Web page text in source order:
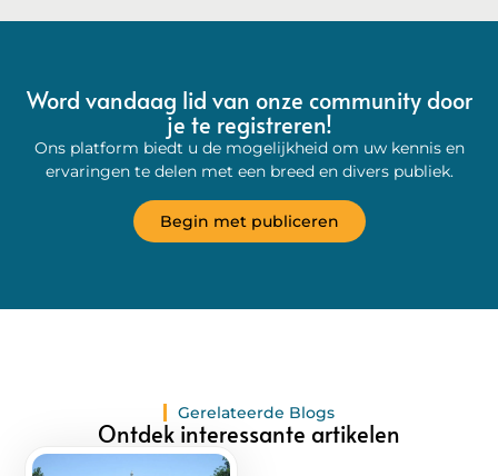
Word vandaag lid van onze community door
je te registreren!
Ons platform biedt u de mogelijkheid om uw kennis en
ervaringen te delen met een breed en divers publiek.
Begin met publiceren
Gerelateerde Blogs
Ontdek interessante artikelen